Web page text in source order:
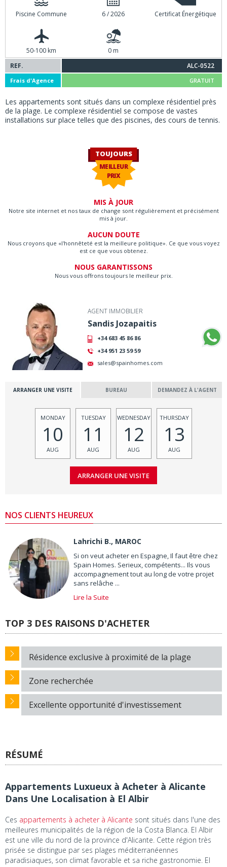
Piscine Commune 6 / 2026 Certificat Énergétique
50-100 km
0 m
REF.
ALC-0522
Frais d'Agence GRATUIT
Les appartements sont situés dans un complexe résidentiel près
de la plage. Le complexe résidentiel se compose de vastes
installations sur place telles que des piscines, des cours de tennis.
TOUJOURS
MEILLEUR
PRIX
MIS À JOUR
Notre site internet et nos taux de change sont régulièrement et précisément
mis à jour.
AUCUN DOUTE
Nous croyons que «l'honnêteté est la meilleure politique». Ce que vous voyez
est ce que vous obtenez.
NOUS GARANTISSONS
Nous vous offrons toujours le meilleur prix.
AGENT IMMOBILIER
Sandis Jozapaitis
+34 683 45 86 86
+34 951 23 59 59
sales@spainhomes.com
ARRANGER UNE VISITE BUREAU DEMANDEZ À L'AGENT
MONDAY
10
AUG
TUESDAY
11
AUG
WEDNESDAY
12
AUG
THURSDAY
13
AUG
NOS CLIENTS HEUREUX
Lahrichi B., MAROC
Si on veut acheter en Espagne, Il faut être chez
Spain Homes. Serieux, compétents... Ils vous
accompagnement tout au long de votre projet
sans relâche ...
Lire la Suite
TOP 3 DES RAISONS D'ACHETER
Résidence exclusive à proximité de la plage
Zone recherchée
Excellente opportunité d'investissement
RÉSUMÉ
Appartements Luxueux à Acheter à Alicante
Dans Une Localisation à El Albir
Ces appartements à acheter à Alicante sont situés dans l'une des
meilleures municipalités de la région de la Costa Blanca. El Albir
est une ville du nord de la province d'Alicante. Cette région très
prisée se distingue par ses plages méditerranéennes
paradisiaques, son climat favorable et sa riche gastronomie. El